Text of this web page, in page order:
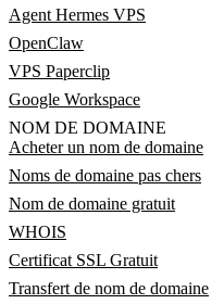
Agent Hermes VPS
OpenClaw
VPS Paperclip
Google Workspace
NOM DE DOMAINE
Acheter un nom de domaine
Noms de domaine pas chers
Nom de domaine gratuit
WHOIS
Certificat SSL Gratuit
Transfert de nom de domaine